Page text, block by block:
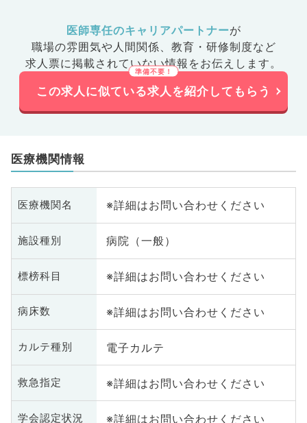
医師専任のキャリアパートナーが
職場の雰囲気や人間関係、 教育・研修制度など
求人票に掲載されていない情報をお伝えします。
この求人に似ている求人を紹介してもらう
医療機関情報
医療機関名 ※詳細はお問い合わせください
施設種別 病院（一般）
標榜科目 ※詳細はお問い合わせください
病床数 ※詳細はお問い合わせください
カルテ種別 電子カルテ
救急指定 ※詳細はお問い合わせください
学会認定状況 ※詳細はお問い合わせください